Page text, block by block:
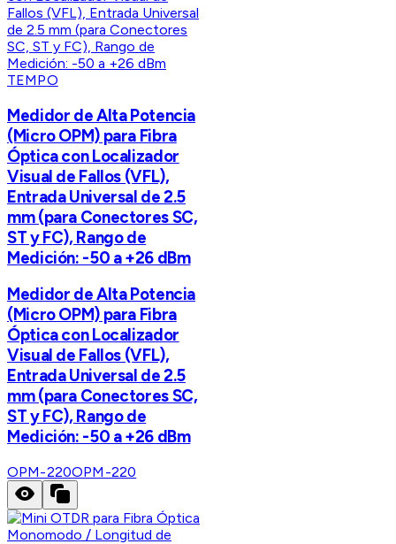
TEMPO
Medidor de Alta Potencia
(Micro OPM) para Fibra
Óptica con Localizador
Visual de Fallos (VFL),
Entrada Universal de 2.5
mm (para Conectores SC,
ST y FC), Rango de
Medición: -50 a +26 dBm
Medidor de Alta Potencia
(Micro OPM) para Fibra
Óptica con Localizador
Visual de Fallos (VFL),
Entrada Universal de 2.5
mm (para Conectores SC,
ST y FC), Rango de
Medición: -50 a +26 dBm
OPM-220OPM-220